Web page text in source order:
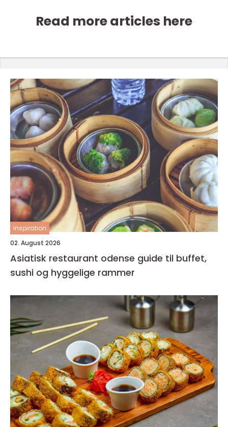
Read more articles here
inspiration
02. August 2026
Asiatisk restaurant odense guide til buffet,
sushi og hyggelige rammer